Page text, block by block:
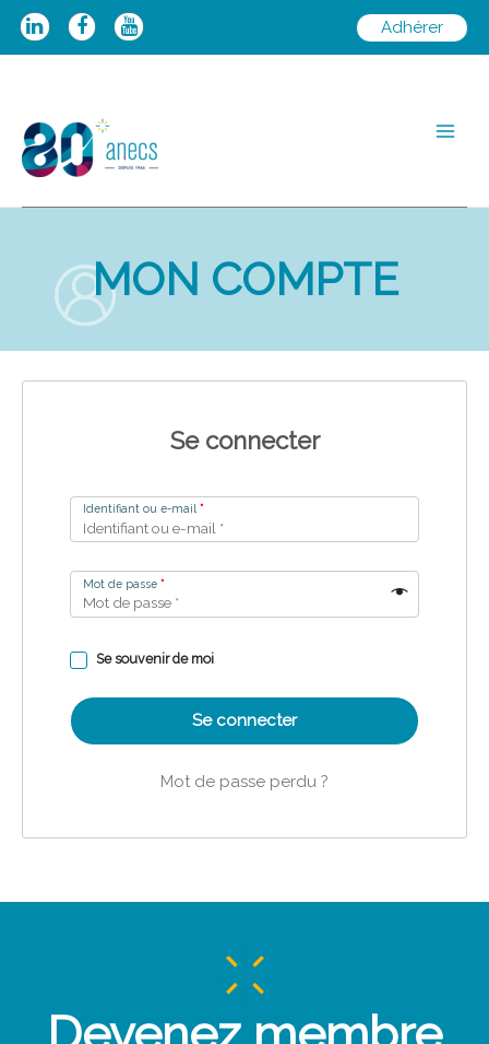
Aller
Adhérer
MON COMPTE
Se connecter
Identifiant ou e-mail *
Mot de passe *
Se souvenir de moi
Se connecter
Mot de passe perdu ?